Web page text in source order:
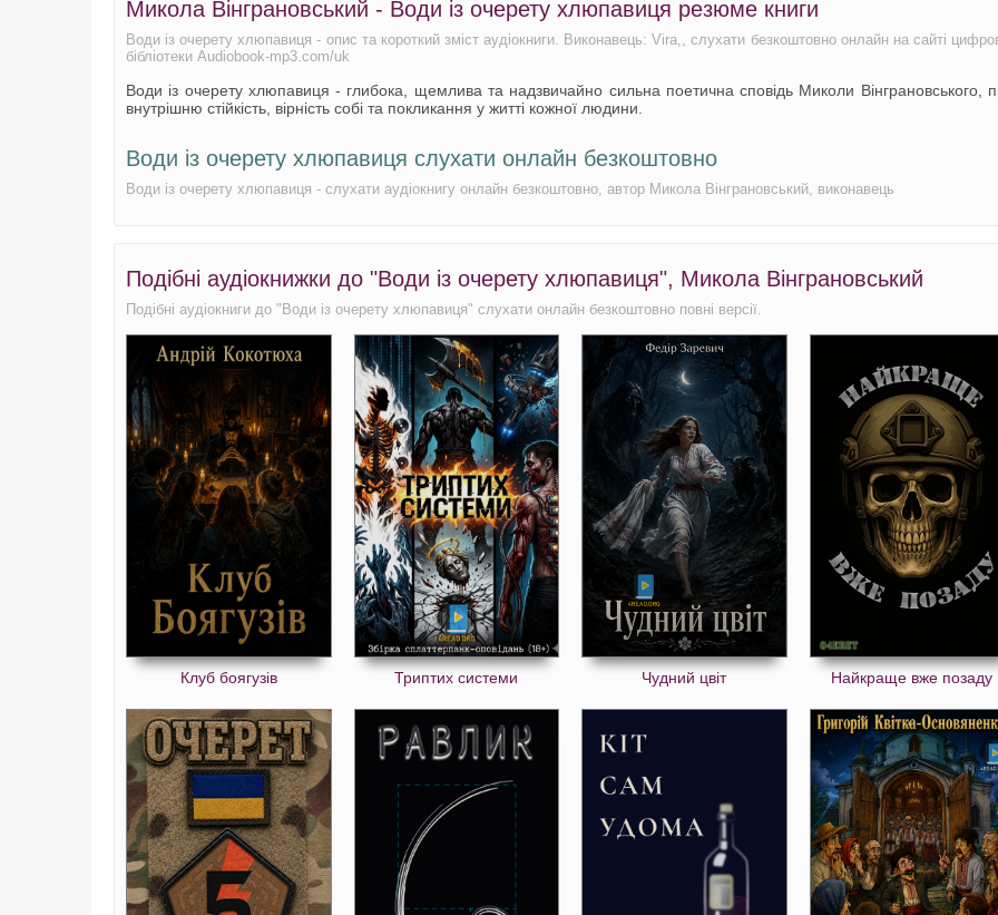
Микола Вінграновський - Води із очерету хлюпавиця резюме книги
Води із очерету хлюпавиця - опис та короткий зміст аудіокниги. Виконавець: Vira,, слухати безкоштовно онлайн на сайті
бібліотеки Audiobook-mp3.com/uk
Води із очерету хлюпавиця - глибока, щемлива та надзвичайно сильна поетична сповідь Миколи Вінграновського,
внутрішню стійкість, вірність собі та покликання у житті кожної людини.
Води із очерету хлюпавиця слухати онлайн безкоштовно
Води із очерету хлюпавиця - слухати аудіокнигу онлайн безкоштовно, автор Микола Вінграновський, виконавець
Подібні аудіокнижки до "Води із очерету хлюпавиця", Микола Вінграновський
Подібні аудіокниги до "Води із очерету хлюпавиця" слухати онлайн безкоштовно повні версії.
Клуб боягузів Триптих системи Чудний цвіт Найкраще вже позаду